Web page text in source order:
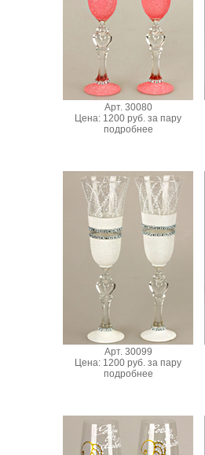
Арт. 30080
Цена: 1200 руб. за пару
подробнее
Арт. 30099
Цена: 1200 руб. за пару
подробнее